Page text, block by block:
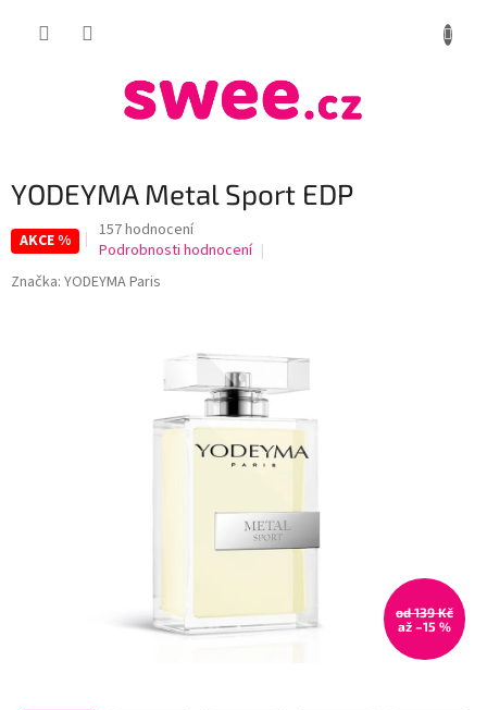
YODEYMA Metal Sport EDP
AKCE %
Průměrné
hodnocení
produktu
je
hvězdiček.
157 hodnocení
Podrobnosti hodnocení
Značka: YODEYMA Paris
od 139 Kč
až –15 %